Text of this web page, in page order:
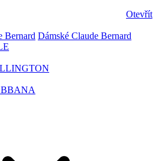
Otevřít
Bernard Dámské Claude Bernard